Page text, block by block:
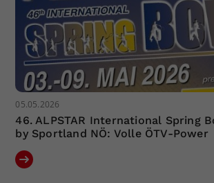
05.05.2026
46. ALPSTAR International Spring
by Sportland NÖ: Volle ÖTV-Power